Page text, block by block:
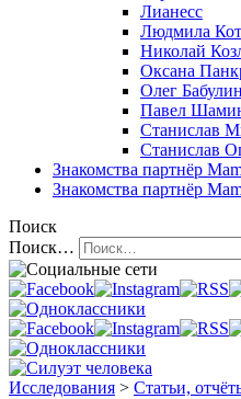
Лианесс
Людмила
Николай
Оксана
Олег Бабулин
Павел
Станислав
Станислав
Знакомства партнёр
Знакомства партнёр
Поиск
Поиск…
Исследования > Статьи,